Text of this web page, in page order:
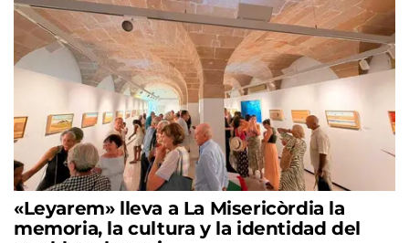
«Leyarem» lleva a La Misericòrdia la
memoria, la cultura y la identidad del